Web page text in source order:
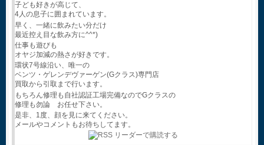
子ども好きが高じて、
4人の息子に囲まれています。
早く、一緒に飲みたい分だけ
最近控え目な飲み方に^^*)
仕事も遊びも
オヤジ加減の熱さが好きです。
環状7号線沿い、唯一の
ベンツ・ゲレンデヴァーゲン(Gクラス)専門店
買取から引取まで行います。
もちろん修理も自社認証工場完備なのでGクラスの
修理も勿論 お任せ下さい。
是非、1度、顔を見に来てください。
メールやコメントもお待ちしてます。